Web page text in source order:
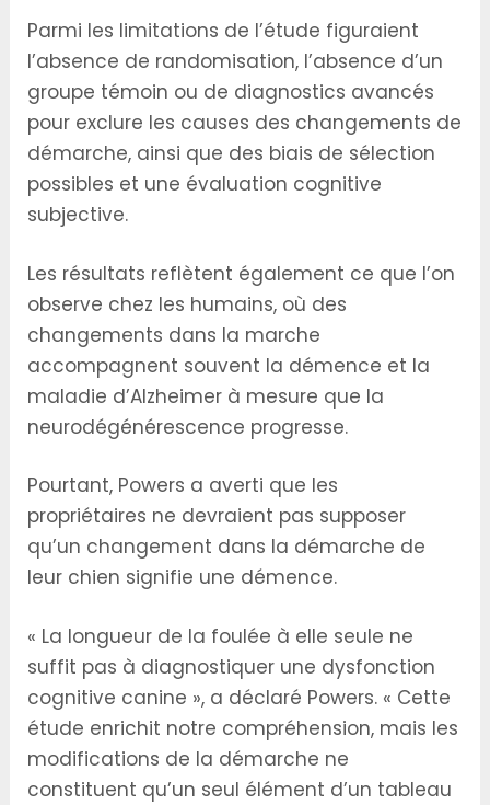
Parmi les limitations de l’étude figuraient
l’absence de randomisation, l’absence d’un
groupe témoin ou de diagnostics avancés
pour exclure les causes des changements de
démarche, ainsi que des biais de sélection
possibles et une évaluation cognitive
subjective.
Les résultats reflètent également ce que l’on
observe chez les humains, où des
changements dans la marche
accompagnent souvent la démence et la
maladie d’Alzheimer à mesure que la
neurodégénérescence progresse.
Pourtant, Powers a averti que les
propriétaires ne devraient pas supposer
qu’un changement dans la démarche de
leur chien signifie une démence.
« La longueur de la foulée à elle seule ne
suffit pas à diagnostiquer une dysfonction
cognitive canine », a déclaré Powers. « Cette
étude enrichit notre compréhension, mais les
modifications de la démarche ne
constituent qu’un seul élément d’un tableau